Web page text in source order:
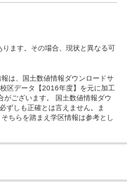
ます。その場合、現状と異なる可
は、国土数値情報ダウンロードサ
区データ【2016年度】を元に加工
がございます。 国土数値情報ダウ
ずしも正確とは言えません。ま
ちらを踏まえ学区情報は参考とし